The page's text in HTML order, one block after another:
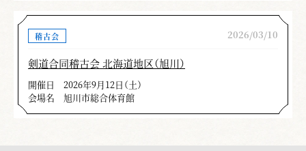
稽古会 2026/03/10
剣道合同稽古会 北海道地区（旭川）
開催日
2026年9月12日（土）
会場名
旭川市総合体育館